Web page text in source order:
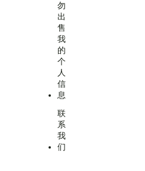
勿
出
售
我
的
个
人
信
息
联
系
我
们